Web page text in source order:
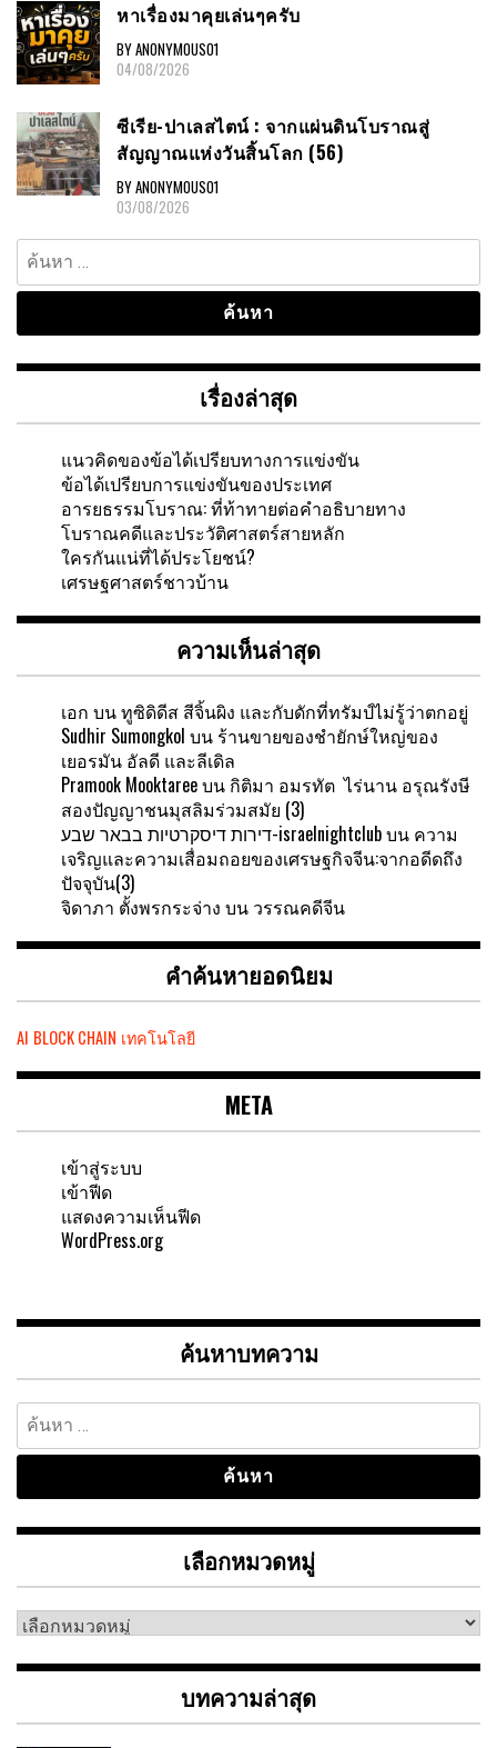
หาเรื่องมาคุยเล่นๆครับ
BY ANONYMOUS01
04/08/2026
ซีเรีย-ปาเลสไตน์ : จากแผ่นดินโบราณสู่
สัญญาณแห่งวันสิ้นโลก (56)
BY ANONYMOUS01
03/08/2026
ค้นหา
สำหรับ:
เรื่องล่าสุด
แนวคิดของข้อได้เปรียบทางการแข่งขัน
ข้อได้เปรียบการแข่งขันของประเทศ
อารยธรรมโบราณ: ที่ท้าทายต่อคำอธิบายทาง
โบราณคดีและประวัติศาสตร์สายหลัก
ใครกันแน่ที่ได้ประโยชน์?
เศรษฐศาสตร์ชาวบ้าน
ความเห็นล่าสุด
เอก บนทูซิดิดีส สีจิ้นผิง และกับดักที่ทรัมป์ไม่รู้ว่าตกอยู่
Sudhir Sumongkol บน ร้านขายของชำยักษ์ใหญ่ของ
เยอรมัน อัลดี และลีเดิล
Pramook Mooktareeบน กิติมา อมรทัต ไร่นาน อรุณรังษี
สองปัญญาชนมุสลิมร่วมสมัย (3)
דירות דיסקרטיות בבאר שבע-israelnightclubบน ความ
เจริญและความเสื่อมถอยของเศรษฐกิจจีน:จากอดีดถึง
ปัจจุบัน(3)
จิดาภา ตั้งพรกระจ่าง บน วรรณคดีจีน
คำค้นหายอดนิยม
AI BLOCK CHAIN เทคโนโลยี
META
เข้าสู่ระบบ
เข้าฟีด
แสดงความเห็นฟีด
WordPress.org
ค้นหาบทความ
ค้นหา
สำหรับ:
เลือกหมวดหมู่
เลือก
หมู่
บทความล่าสุด